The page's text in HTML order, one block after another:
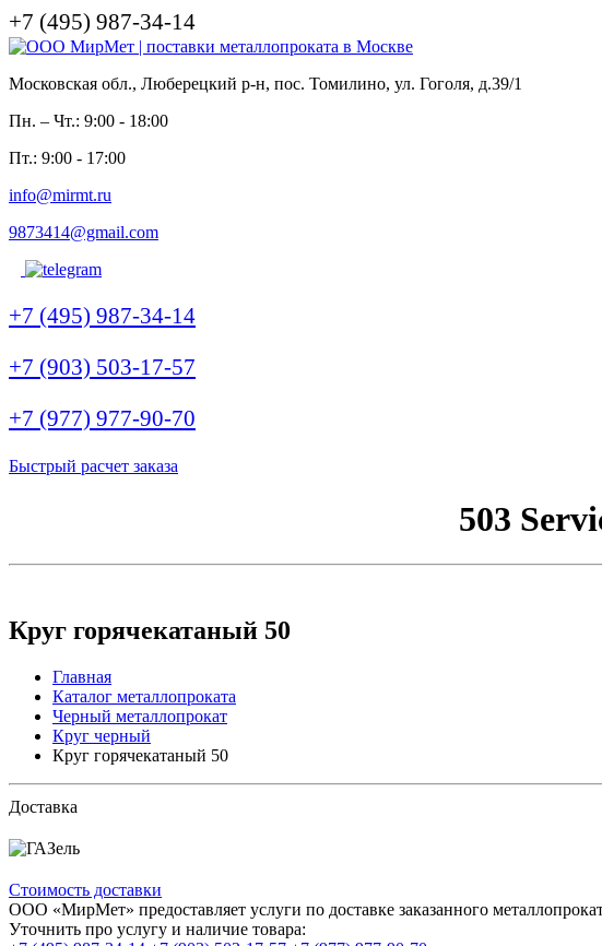
+7 (495) 987-34-14
Московская обл., Люберецкий р-н, пос. Томилино, ул. Гоголя, д.39/1
Пн. – Чт.: 9:00 - 18:00
Пт.: 9:00 - 17:00
info@mirmt.ru
9873414@gmail.com
+7 (495) 987-34-14
+7 (903) 503-17-57
+7 (977) 977-90-70
Быстрый расчет заказа
503
Круг горячекатаный 50
Главная
Каталог металлопроката
Черный металлопрокат
Круг черный
Круг горячекатаный 50
Доставка
Стоимость доставки
ООО «МирМет» предоставляет услуги по доставке заказанного
Уточнить про услугу и наличие товара: